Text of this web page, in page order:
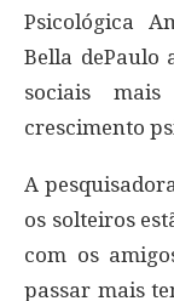
Psicológica
Bella dePaulo
sociais
crescimento
A
os solteiros
com os
passar mais